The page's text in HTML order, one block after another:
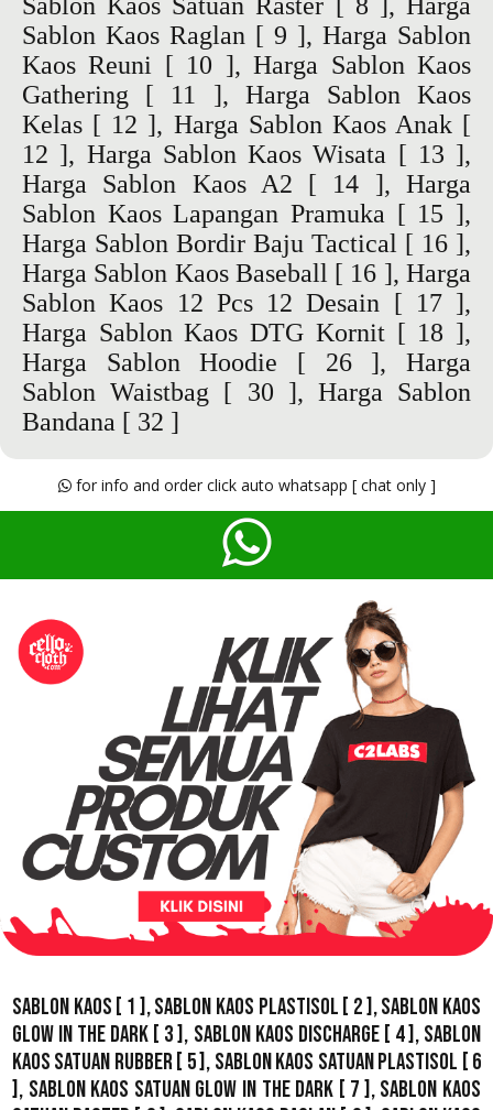
Sablon Kaos Raglan [ 9 ], Harga Sablon
Kaos Reuni [ 10 ],Harga Sablon Kaos
Gathering [ 11 ], Harga Sablon Kaos
Kelas [ 12 ], Harga Sablon Kaos Anak[
12 ], Harga Sablon Kaos Wisata [ 13 ],
Harga Sablon Kaos A2 [ 14 ],Harga
Sablon Kaos Lapangan Pramuka [ 15 ],
Harga Sablon Bordir Baju Tactical [ 16 ],
Harga Sablon Kaos Baseball [ 16 ],Harga
Sablon Kaos 12 Pcs 12 Desain [ 17 ],
Harga Sablon Kaos DTG Kornit[ 18 ],
Harga Sablon Hoodie [ 26 ],Harga
Sablon Waistbag [ 30 ], Harga Sablon
Bandana [ 32 ]
for info and order click auto whatsapp [ chat only ]
Sablon Kaos [ 1 ],Sablon Kaos Plastisol [ 2 ],Sablon Kaos
Glow In The Dark [ 3 ], Sablon Kaos Discharge[ 4 ], Sablon
Kaos Satuan Rubber[ 5 ], Sablon Kaos Satuan Plastisol [ 6
], Sablon Kaos Satuan Glow In The Dark [ 7 ], Sablon Kaos